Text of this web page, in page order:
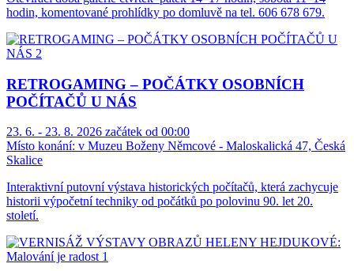
hodin, komentované prohlídky po domluvě na tel. 606 678 679.
RETROGAMING – POČÁTKY OSOBNÍCH
POČÍTAČŮ U NÁS
23. 6. - 23. 8. 2026 začátek od 00:00
Místo konání: v Muzeu Boženy Němcové - Maloskalická 47, Česká
Skalice
Interaktivní putovní výstava historických počítačů, která zachycuje
historii výpočetní techniky od počátků po polovinu 90. let 20.
století.